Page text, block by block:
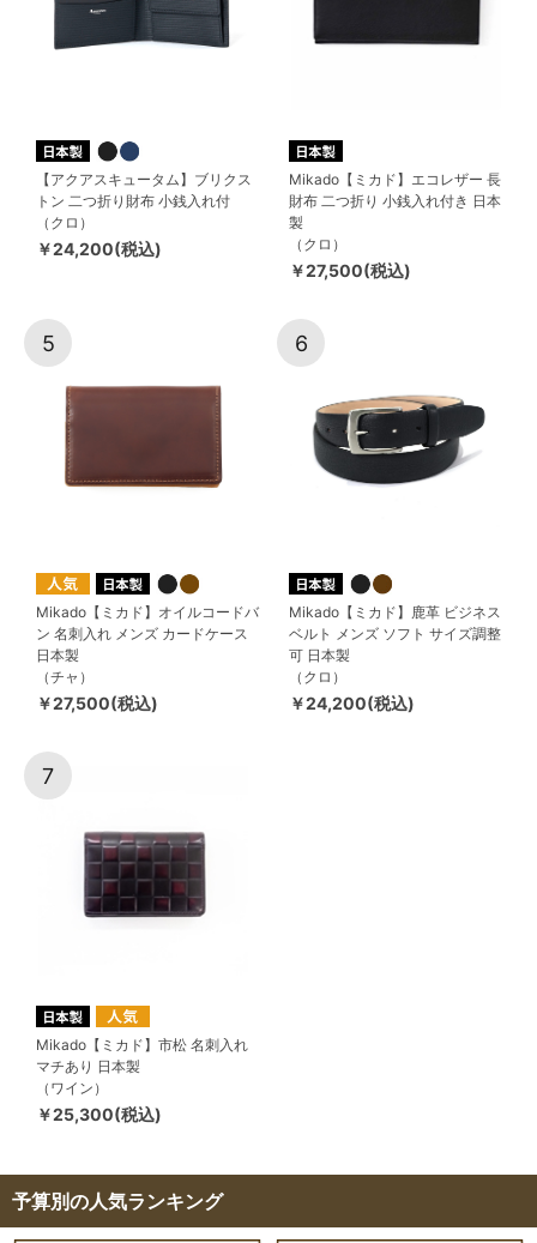
【アクアスキュータム】ブリクス
トン 二つ折り財布 小銭入れ付
（クロ）
￥24,200(税込)
Mikado【ミカド】エコレザー 長
財布 二つ折り 小銭入れ付き 日本
製
（クロ）
￥27,500(税込)
5
Mikado【ミカド】オイルコードバ
ン 名刺入れ メンズ カードケース
日本製
（チャ）
￥27,500(税込)
6
Mikado【ミカド】鹿革 ビジネス
ベルト メンズ ソフト サイズ調整
可 日本製
（クロ）
￥24,200(税込)
7
Mikado【ミカド】市松 名刺入れ
マチあり 日本製
（ワイン）
￥25,300(税込)
予算別の人気ランキング